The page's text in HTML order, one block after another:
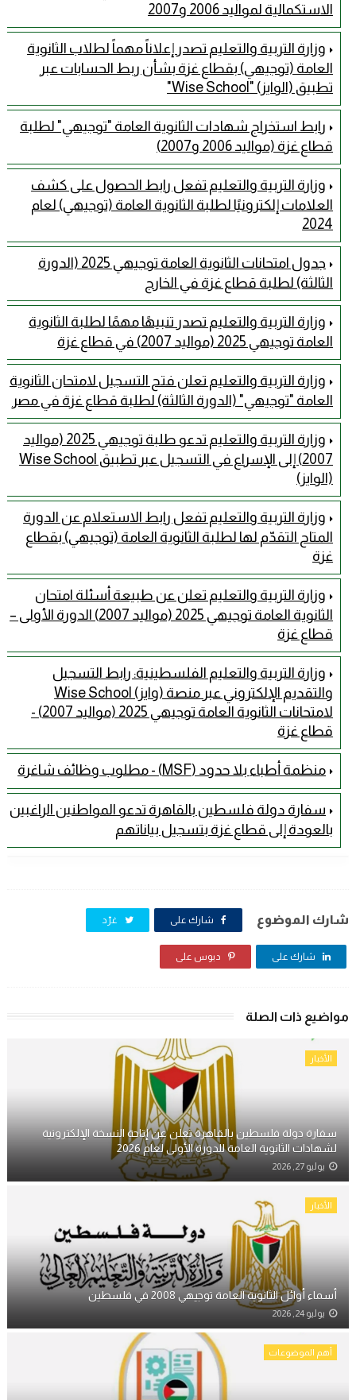
الاستكمالية لمواليد 2006 و2007
وزارة التربية والتعليم تصدر إعلاناً مهماً لطلاب الثانوية
العامة (توجيهي) بقطاع غزة بشأن ربط الحسابات عبر
تطبيق (الوايز) "Wise School"
رابط استخراج شهادات الثانوية العامة "توجيهي" لطلبة
قطاع غزة (مواليد 2006 و2007)
وزارة التربية والتعليم تفعل رابط الحصول على كشف
العلامات إلكترونيًا لطلبة الثانوية العامة (توجيهي) لعام
2024
جدول امتحانات الثانوية العامة توجيهي 2025 (الدورة
الثالثة) لطلبة قطاع غزة في الخارج
وزارة التربية والتعليم تصدر تنبيهًا مهمًا لطلبة الثانوية
العامة توجيهي 2025 (مواليد 2007) في قطاع غزة
وزارة التربية والتعليم تعلن فتح التسجيل لامتحان الثانوية
العامة "توجيهي" (الدورة الثالثة) لطلبة قطاع غزة في مصر
وزارة التربية والتعليم تدعو طلبة توجيهي 2025 (مواليد
2007) إلى الإسراع في التسجيل عبر تطبيق Wise School
(الوايز)
وزارة التربية والتعليم تفعل رابط الاستعلام عن الدورة
المتاح التقدّم لها لطلبة الثانوية العامة (توجيهي) بقطاع
غزة
وزارة التربية والتعليم تعلن عن طبيعة أسئلة امتحان
الثانوية العامة توجيهي 2025 (مواليد 2007) الدورة الأولى –
قطاع غزة
وزارة التربية والتعليم الفلسطينية: رابط التسجيل
والتقديم الإلكتروني عبر منصة (وايز) Wise School
لامتحانات الثانوية العامة توجيهي 2025 (مواليد 2007) -
قطاع غزة
منظمة أطباء بلا حدود (MSF) - مطلوب وظائف شاغرة
سفارة دولة فلسطين بالقاهرة تدعو المواطنين الراغبين
بالعودة إلى قطاع غزة بتسجيل بياناتهم
شارك الموضوع شارك على غرّد
شارك على دبوس على
مواضيع ذات الصلة
الأخبار
سفارة دولة فلسطين بالقاهرة تعلن عن إتاحة النسخة الإلكترونية
لشهادات الثانوية العامة للدورة الأولى لعام 2026
يوليو 27, 2026
الأخبار
أسماء أوائل الثانوية العامة توجيهي 2008 في فلسطين
يوليو 24, 2026
أهم الموضوعات